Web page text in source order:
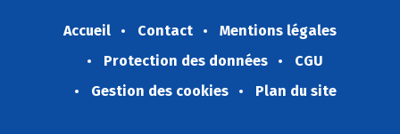
Accueil Contact
Mentions légales
Protection des données
CGU
Gestion des cookies
Plan du site